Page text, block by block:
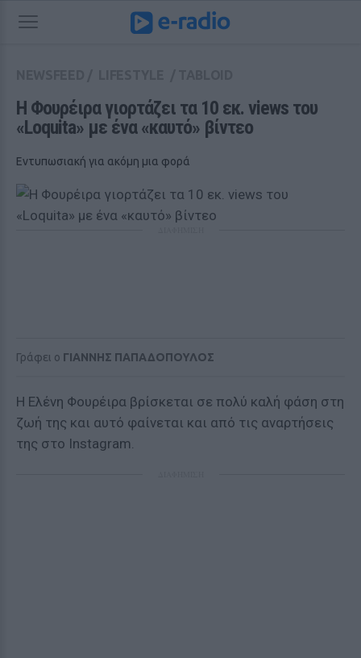
H Φουρέιρα γιορτάζει τα 10 εκ. views του
«Loquita» με ένα «καυτό» βίντεο
Εντυπωσιακή για ακόμη μια φορά
Γράφει ο ΓΙΑΝΝΗΣ ΠΑΠΑΔΟΠΟΥΛΟΣ
Η Ελένη Φουρέιρα βρίσκεται σε πολύ καλή φάση στη
ζωή της και αυτό φαίνεται και από τις αναρτήσεις
της στο Instagram.